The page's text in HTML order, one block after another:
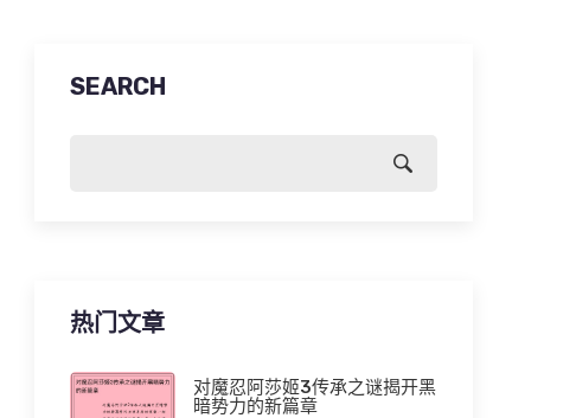
SEARCH
热门文章
对魔忍阿莎姬3传承之谜揭开黑
暗势力的新篇章